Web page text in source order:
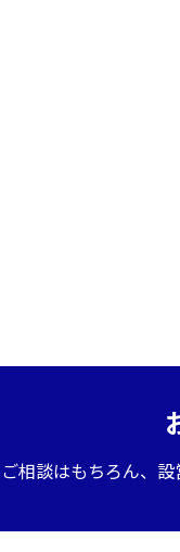
相談はもちろん、